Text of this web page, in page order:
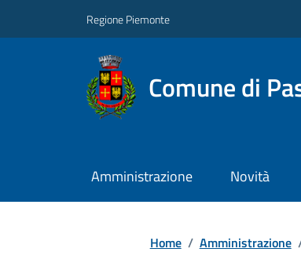
Regione Piemonte
Comune di
Amministrazione Novità
Home / Amministrazione